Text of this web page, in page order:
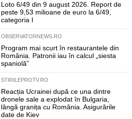
Loto 6/49 din 9 august 2026. Report de
peste 9,53 milioane de euro la 6/49,
categoria I
OBSERVATORNEWS.RO
Program mai scurt în restaurantele din
România. Patronii iau în calcul „siesta
spaniolă”
STIRILEPROTV.RO
Reacția Ucrainei după ce una dintre
dronele sale a explodat în Bulgaria,
lângă granița cu România. Asigurările
date de Kiev